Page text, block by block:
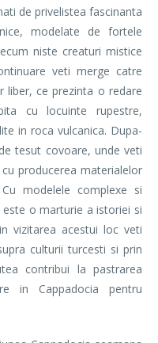
de privelistea fascinanta
modelate de fortele
niste creaturi mistice
veti merge catre
liber, ce prezinta o redare
cu locuinte rupestre,
in roca vulcanica. Dupa-
tesut covoare, unde veti
producerea materialelor
modelele complexe si
o marturie a istoriei si
vizitarea acestui loc veti
culturii turcesti si prin
contribui la pastrarea
in Cappadocia pentru